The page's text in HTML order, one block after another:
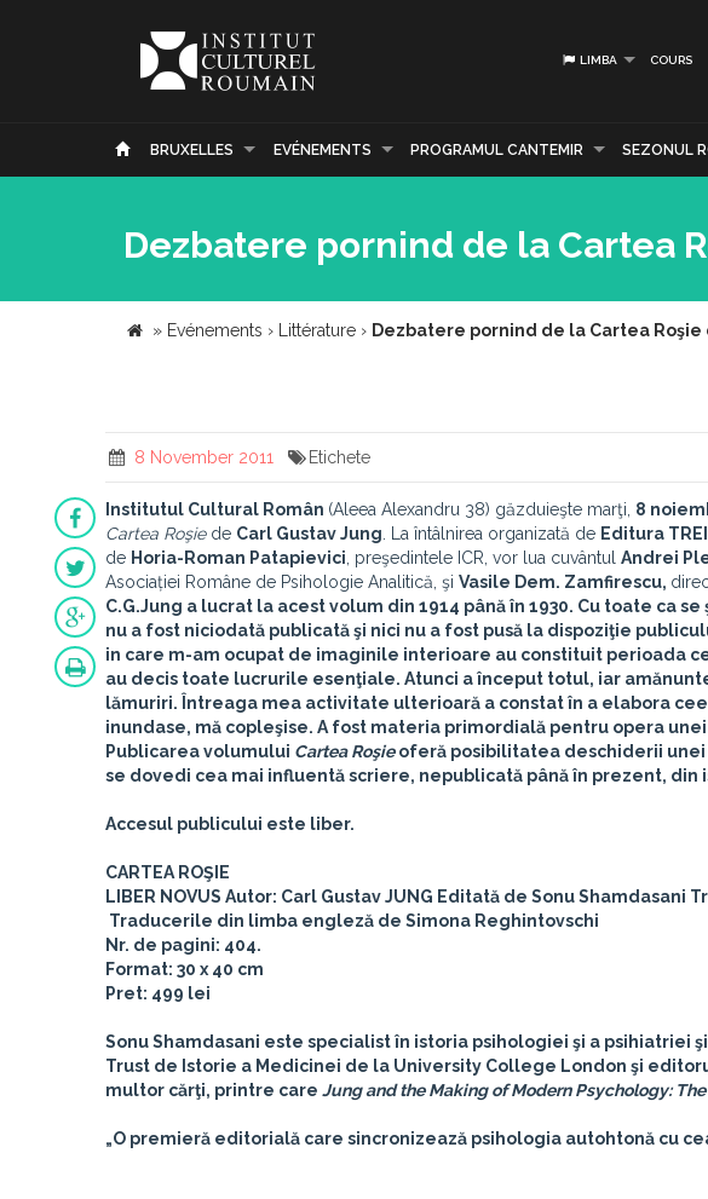
LIMBA COURS
BRUXELLES EVÉNEMENTS PROGRAMUL CANTEMIR SEZONUL
Dezbatere pornind de la Cartea
» Evénements › Littérature › Dezbatere pornind de la Cartea Roşie
8 November 2011 Etichete
Institutul Cultural Român (Aleea Alexandru 38) găzduieşte marţi, 8
Cartea Roşie de Carl Gustav Jung . La întâlnirea organizată de Editura TREI
de Horia-Roman Patapievici , preşedintele ICR, vor lua cuvântul Andrei
Asociației Române de Psihologie Analitică, şi Vasile Dem. Zamfirescu,
C.G.Jung a lucrat la acest volum din 1914 până în 1930. Cu toate ca
nu a fost niciodată publicată şi nici nu a fost pusă la dispoziţie
in care m-am ocupat de imaginile interioare au constituit perioada
au decis toate lucrurile esenţiale. Atunci a început totul, iar
lămuriri. Întreaga mea activitate ulterioară a constat în a elabora
inundase, mă copleşise. A fost materia primordială pentru opera unei
Publicarea volumului Cartea Roşieoferă posibilitatea deschiderii
se dovedi cea mai influentă scriere, nepublicată până în prezent, din
Accesul publicului este liber.
CARTEA ROŞIE
LIBER NOVUS Autor: Carl Gustav JUNG Editată de Sonu Shamdasani
Traducerile din limba engleză de Simona Reghintovschi
Nr. de pagini: 404.
Format: 30 x 40 cm
Pret: 499 lei
Sonu Shamdasani este specialist în istoria psihologiei şi a
Trust de Istorie a Medicinei de la University College London şi
multor cărţi, printre care Jung and the Making of Modern Psychology:
„O premieră editorială care sincronizează psihologia autohtonă cu